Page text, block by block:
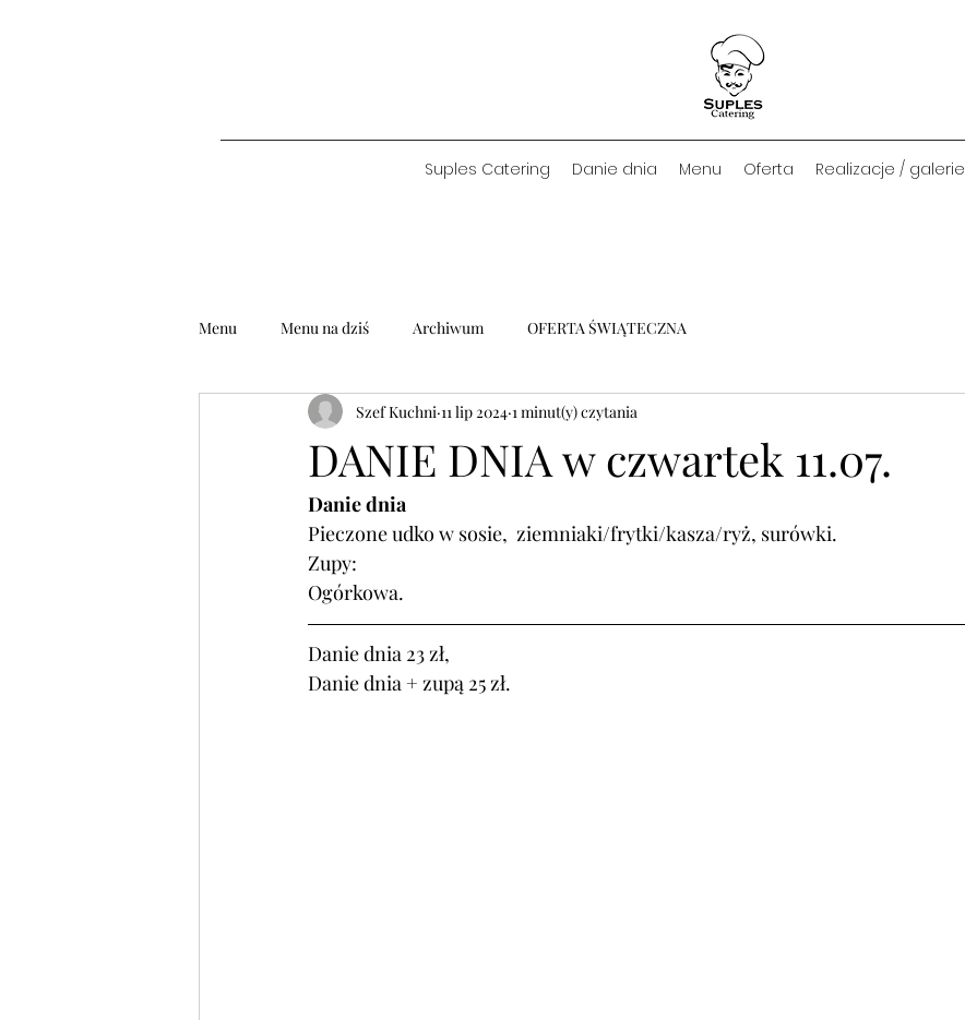
Suples Catering Danie dnia Menu Oferta Realizacje / galerie
Menu Menu na dziś Archiwum OFERTA ŚWIĄTECZNA
DANIE DNIA w czwartek 11.07.
Szef Kuchni 11 lip 2024 1 minut(y) czytania
Danie dnia
Pieczone udko w sosie,  ziemniaki/frytki/kasza/ryż, surówki.
Zupy:
Ogórkowa.
Danie dnia 23 zł,
Danie dnia + zupą 25 zł.